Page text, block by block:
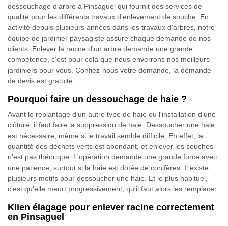
dessouchage d'arbre à Pinsaguel qui fournit des services de
qualité pour les différents travaux d'enlèvement de souche. En
activité depuis plusieurs années dans les travaux d'arbres, notre
équipe de jardinier paysagiste assure chaque demande de nos
clients. Enlever la racine d'un arbre demande une grande
compétence, c'est pour cela que nous enverrons nos meilleurs
jardiniers pour vous. Confiez-nous votre demande, la demande
de devis est gratuite.
Pourquoi faire un dessouchage de haie ?
Avant le replantage d’un autre type de haie ou l'installation d’une
clôture, il faut faire la suppression de haie. Dessoucher une haie
est nécessaire, même si le travail semble difficile. En effet, la
quantité des déchets verts est abondant, et enlever les souches
n’est pas théorique. L'opération demande une grande force avec
une patience, surtout si la haie est dotée de conifères. Il existe
plusieurs motifs pour dessoucher une haie. Et le plus habituel,
c'est qu'elle meurt progressivement, qu'il faut alors les remplacer.
Klien élagage pour enlever racine correctement
en Pinsaguel